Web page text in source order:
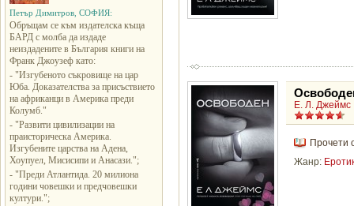
Петър Димитров, СОФИЯ:
Обръщам се към издателска къща
БАРД с молба да издаде
неиздадените в България книги на
Франк Джоузеф като:
- "Изгубеното съкровище на цар
Юба. Доказателства за присъствието
на африканци в Америка преди
Колумб."
- "Развити цивилизации на
праисторическа Америка.
Изгубените царства на Адена,
Хоупуел, Мисисипи и Анасази.";
- "Преди Атлантида. 20 милиона
години човешки и предчовешки
култури.";
Е. Л. Джеймс
Прочети
Жанр: